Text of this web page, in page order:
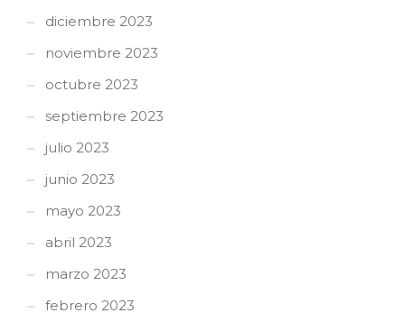
diciembre 2023
noviembre 2023
octubre 2023
septiembre 2023
julio 2023
junio 2023
mayo 2023
abril 2023
marzo 2023
febrero 2023